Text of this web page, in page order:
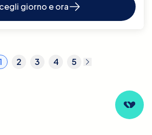
giorno e ora
2 3 4 5